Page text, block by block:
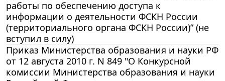
работы по обеспечению доступа к
информации о деятельности ФСКН России
(территориального органа ФСКН России)” (не
вступил в силу)
Приказ Министерства образования и науки РФ
от 12 августа 2010 г. N 849 "О Конкурсной
комиссии Министерства образования и науки